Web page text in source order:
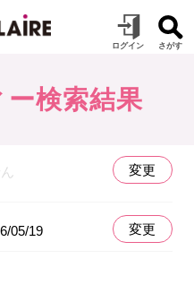
検索結果
変更
05/19 変更